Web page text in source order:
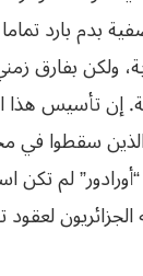
بدم بارد
ولكن
إن تأسيس هذا
الذين سقطوا في
لم تكن